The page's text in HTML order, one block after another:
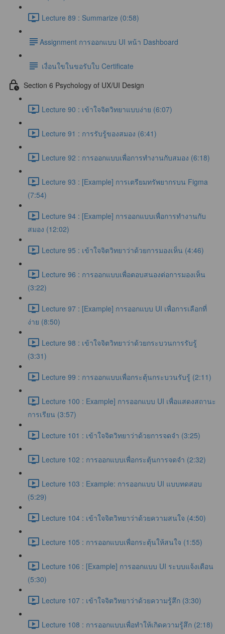
Lecture 89 : Summarize (0:58)
​Assignment การออกแบบ UI หน้า Dashboard
เงื่อนใขในขอรับใบ Certificate
Section 6 Psychology of UX/UI Design
Lecture 90 : เข้าใจจิตวิทยาแบบง่าย (6:07)
Lecture 91 : การรับรู้ของสมอง (6:41)
Lecture 92 : การออกแบบเพื่อการทำงานกับสมอง (6:18)
Lecture 93 : [Example] การเตรียมทรัพยากรบน Figma
(7:54)
Lecture 94 : [Example] การออกแบบเพื่อการทำงานกับ
สมอง (12:02)
Lecture 95 : เข้าใจจิตวิทยาว่าด้วยการมองเห็น (4:46)
Lecture 96 : การออกแบบเพื่อตอบสนองต่อการมองเห็น
(3:22)
Lecture 97 : [Example] การออกแบบ UI เพื่อการเลือกที่
ง่าย (8:50)
Lecture 98 : เข้าใจจิตวิทยาว่าด้วยกระบวนการรับรู้
(3:31)
Lecture 99 : การออกแบบเพื่อกระตุ้นกระบวนรับรู้ (2:11)
Lecture 100 : Example] การออกแบบ UI เพื่อแสดงสถานะ
การเรียน (3:57)
Lecture 101 : เข้าใจจิตวิทยาว่าด้วยการจดจำ (3:25)
Lecture 102 : การออกแบบเพื่อกระตุ้นการจดจำ (2:32)
Lecture 103 : Example: การออกแบบ UI แบบทดสอบ
(5:29)
Lecture 104 : เข้าใจจิตวิทยาว่าด้วยความสนใจ (4:50)
Lecture 105 : การออกแบบเพื่อกระตุ้นให้สนใจ (1:55)
Lecture 106 : [Example] การออกแบบ UI ระบบแจ้งเตือน
(5:30)
Lecture 107 : เข้าใจจิตวิทยาว่าด้วยความรู้สึก (3:30)
Lecture 108 : การออกแบบเพื่อทำให้เกิดความรู้สึก (2:18)